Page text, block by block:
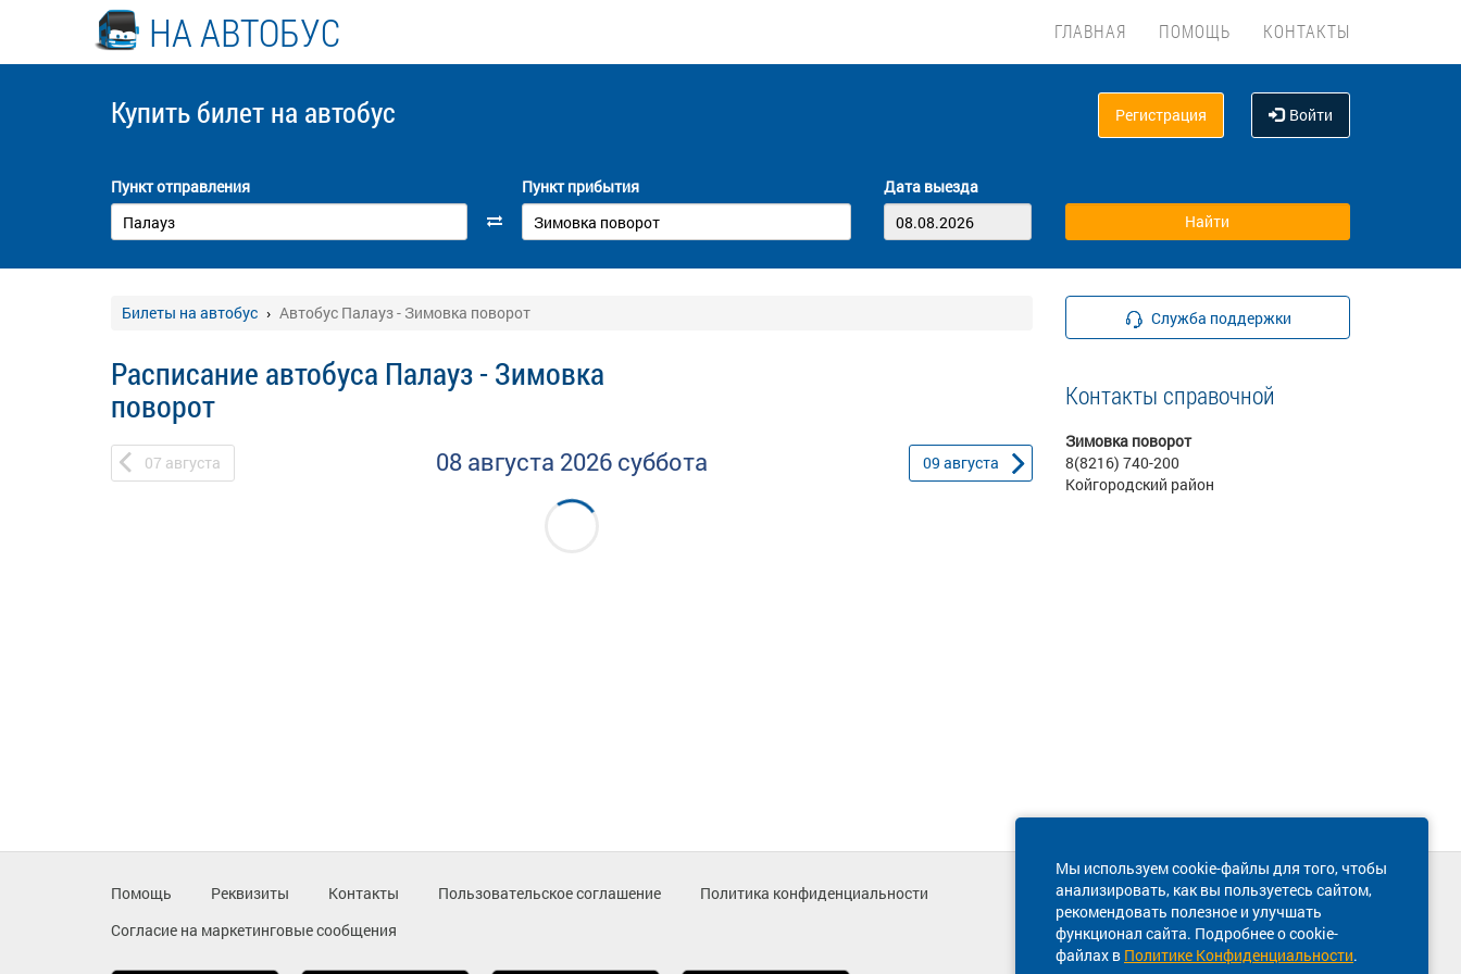
НА АВТОБУС ГЛАВНАЯ ПОМОЩЬ КОНТАКТЫ
Купить билет на автобус Регистрация Войти
Пункт отправления Пункт прибытия Дата выезда
Билеты на автобус Автобус Палауз - Зимовка поворот
Расписание автобуса Палауз - Зимовка
поворот
07 августа 08 августа 2026 суббота 09 августа
Служба поддержки
Контакты справочной
Зимовка поворот
8(8216) 740-200
Койгородский район
Мы используем cookie-файлы для того, чтобы
анализировать, как вы пользуетесь сайтом,
рекомендовать полезное и улучшать
функционал сайта. Подробнее о cookie-
файлах в Политике Конфиденциальности.
Помощь Реквизиты Контакты Пользовательское соглашение
Политика конфиденциальности
Согласие на маркетинговые сообщения
Техническая поддержка сайта
8 800 600-03-38